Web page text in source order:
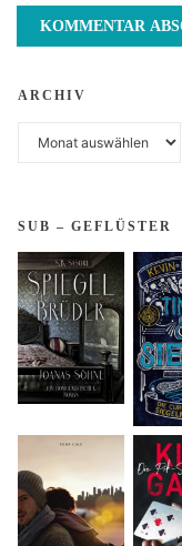
ARCHIV
SUB – GEFLÜSTER